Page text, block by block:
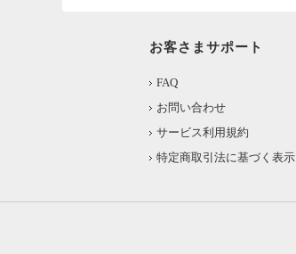
お客さまサポート
FAQ
お問い合わせ
サービス利用規約
特定商取引法に基づく表示